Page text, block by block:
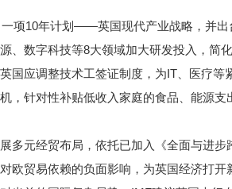
10年计划——英国现代产业战略，并出
、数字科技等8大领域加大研发投入，简
应调整技术工签证制度，为IT、医疗等
，针对性补贴低收入家庭的食品、能源
元经贸布局，依托已加入《全面与进步
欧贸易依赖的负面影响，为英国经济打开